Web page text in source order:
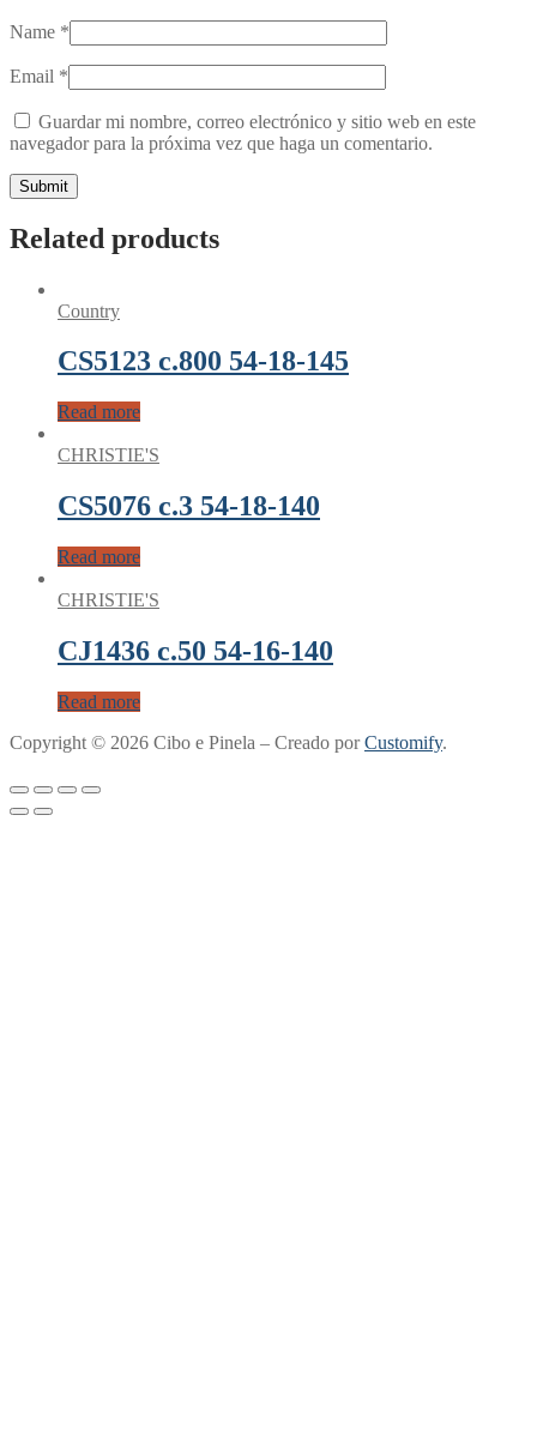
Name *
Email *
Guardar mi nombre, correo electrónico y sitio web en este
navegador para la próxima vez que haga un comentario.
Related products
Country
CS5123 c.800 54-18-145
Read more
CHRISTIE'S
CS5076 c.3 54-18-140
Read more
CHRISTIE'S
CJ1436 c.50 54-16-140
Read more
Copyright © 2026 Cibo e Pinela – Creado porCustomify.